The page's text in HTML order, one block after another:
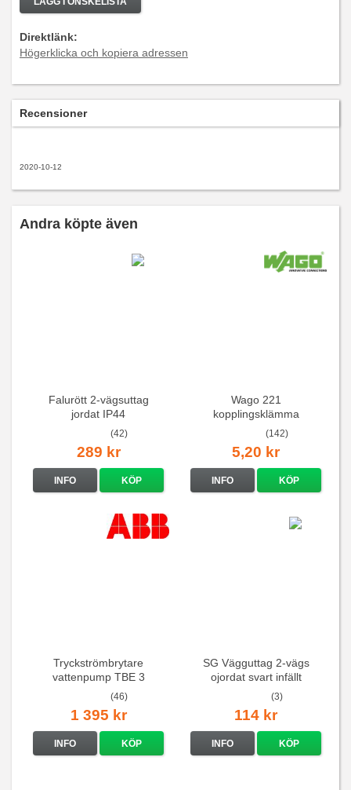
Direktlänk:
Högerklicka och kopiera adressen
Recensioner
2020-10-12
Andra köpte även
Falurött 2-vägsuttag
jordat IP44
(42)
289 kr
INFO KÖP
Wago 221
kopplingsklämma
(142)
5,20 kr
INFO KÖP
Tryckströmbrytare
vattenpump TBE 3
(46)
1 395 kr
INFO KÖP
SG Vägguttag 2-vägs
ojordat svart infällt
16A/250V
(3)
114 kr
INFO KÖP